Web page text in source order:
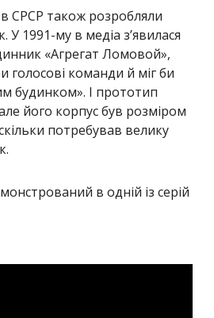
СРСР також розробляли
1991-му в медіа з’явилася
«Агрегат Ломовой»,
голосові команди й міг би
будинком». І прототип
його корпус був розміром
потребував велику
в одній із серій